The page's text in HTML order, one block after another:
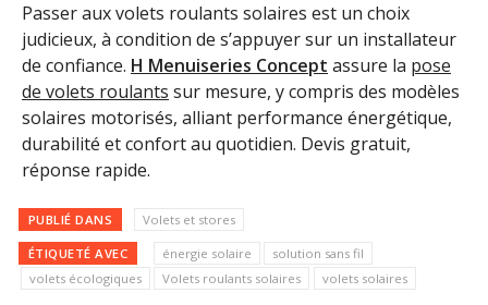
Passer aux volets roulants solaires est un choix
judicieux, à condition de s’appuyer sur un installateur
de confiance. H Menuiseries Concept assure la pose
de volets roulants sur mesure, y compris des modèles
solaires motorisés, alliant performance énergétique,
durabilité et confort au quotidien. Devis gratuit,
réponse rapide.
PUBLIÉ DANS Volets et stores
ÉTIQUETÉ AVEC énergie solaire
solution sans fil
volets écologiques
Volets roulants solaires volets solaires